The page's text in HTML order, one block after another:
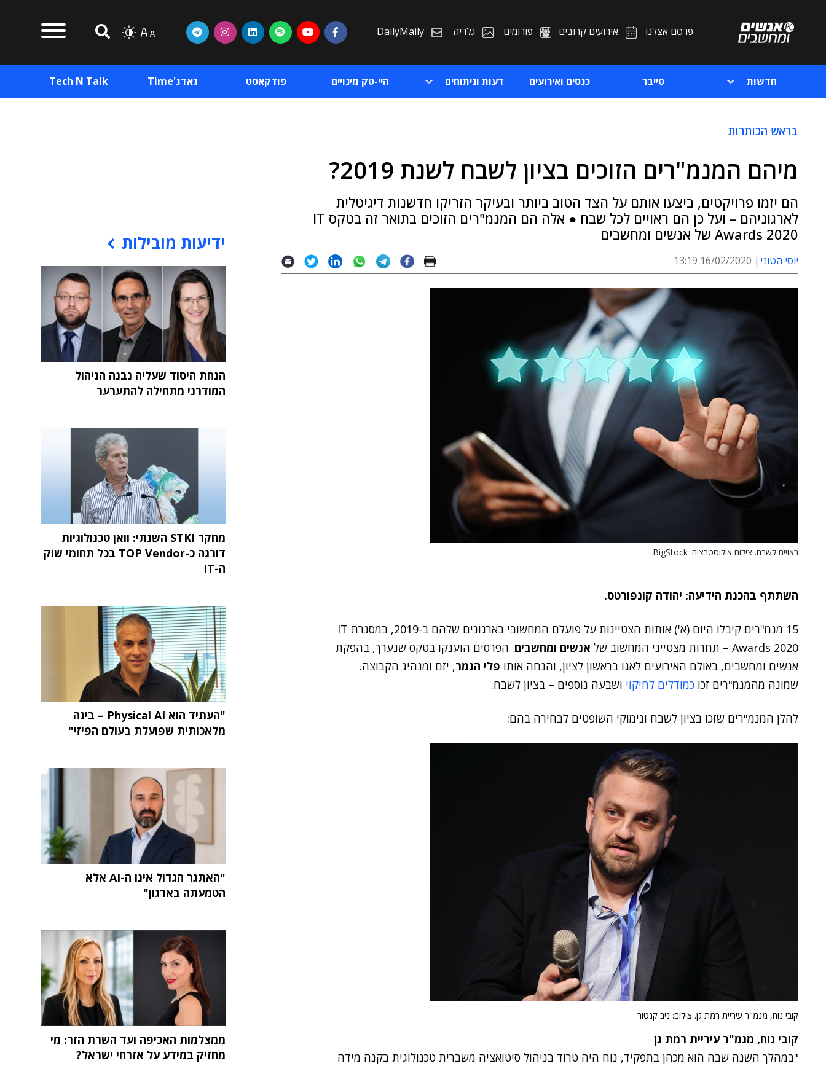
פרסם אצלנו אירועים קרובים פורומים גלריה DailyMaily
חדשות סייבר כנסים ואירועים דעות וניתוחים היי-טק מינויים פודקאסט גאדג'Time Tech N Talk
בראש הכותרות
מיהם המנמ"רים הזוכים בציון לשבח לשנת 2019?
הם יזמו פרויקטים, ביצעו אותם על הצד הטוב ביותר ובעיקר הזריקו חדשנות דיגיטלית
לארגוניהם – ועל כן הם ראויים לכל שבח ● אלה הם המנמ"רים הזוכים בתואר זה בטקס IT
Awards 2020 של אנשים ומחשבים
יוסי הטוני 16/02/2020 13:19
ראויים לשבח. צילום אילוסטרציה: BigStock
השתתף בהכנת הידיעה: יהודה קונפורטס.
15 מנמ"רים קיבלו היום (א') אותות הצטיינות על פועלם המחשובי בארגונים שלהם ב-2019, במסגרת IT
Awards 2020 – תחרות מצטייני המחשוב של
אנשים ומחשבים. הפרסים הוענקו בטקס שנערך, בהפקת
אנשים ומחשבים, באולם האירועים לאגו בראשון לציון, והנחה אותו פלי הנמר, יזם ומנהיג הקבוצה.
שמונה מהמנמ"רים זכו כמודלים לחיקוי ושבעה נוספים – בציון לשבח.
להלן המנמ"רים שזכו בציון לשבח ונימוקי השופטים לבחירה בהם:
קובי נוח, מנמ"ר עיריית רמת גן. צילום: ניב קנטור
קובי נוח, מנמ"ר עיריית רמת גן
"במהלך השנה שבה הוא מכהן בתפקיד, נוח היה טרוד בניהול סיטואציה משברית טכנולוגית בקנה מידה
ידיעות מובילות
הנחת היסוד שעליה נבנה הניהול
המודרני מתחילה להתערער
מחקר STKI השנתי: וואן טכנולוגיות
דורגה כ-TOP Vendor בכל תחומי שוק
ה-IT
"העתיד הוא Physical AI – בינה
מלאכותית שפועלת בעולם הפיזי"
"האתגר הגדול אינו ה-AI אלא
הטמעתה בארגון"
ממצלמות האכיפה ועד השרת הזר: מי
מחזיק במידע על אזרחי ישראל?